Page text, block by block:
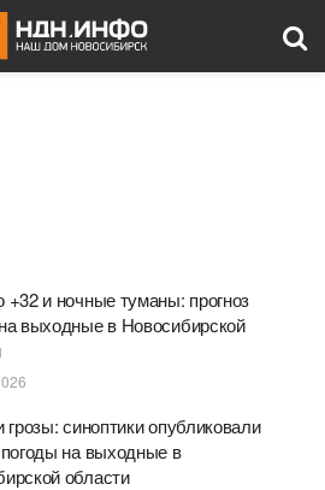
и ночные туманы: прогноз
выходные в Новосибирской
грозы: синоптики опубликовали
погоды на выходные в
области